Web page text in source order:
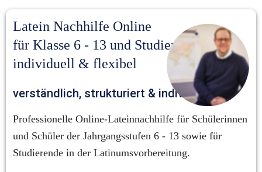
Latein Nachhilfe Online
für Klasse 6 - 13 und Studierende –
individuell & flexibel
verständlich, strukturiert & individuell
Professionelle Online-Lateinnachhilfe für Schülerinnen
und Schüler der Jahrgangsstufen 6 - 13 sowie für
Studierende in der Latinumsvorbereitung.